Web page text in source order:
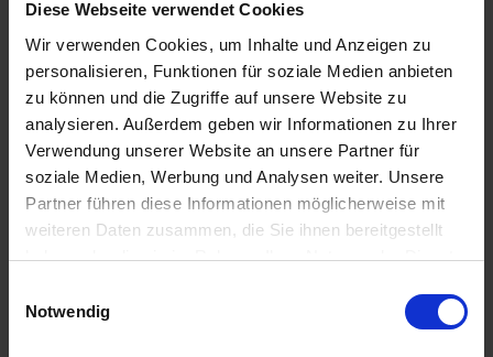
Diese Webseite verwendet Cookies
Wir verwenden Cookies, um Inhalte und Anzeigen zu
personalisieren, Funktionen für soziale Medien anbieten
zu können und die Zugriffe auf unsere Website zu
analysieren. Außerdem geben wir Informationen zu Ihrer
Verwendung unserer Website an unsere Partner für
soziale Medien, Werbung und Analysen weiter. Unsere
Partner führen diese Informationen möglicherweise mit
weiteren Daten zusammen, die Sie ihnen bereitgestellt
haben oder die sie im Rahmen Ihrer Nutzung der Dienste
Notwendig
Behandelte Pflanzen links sahen nicht nur vitaler aus, sondern
haben nachweislich mehr Biomasse gebildet.